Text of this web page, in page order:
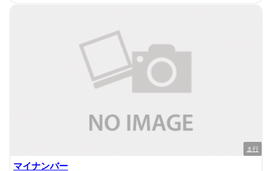
ま行
マイナンバー